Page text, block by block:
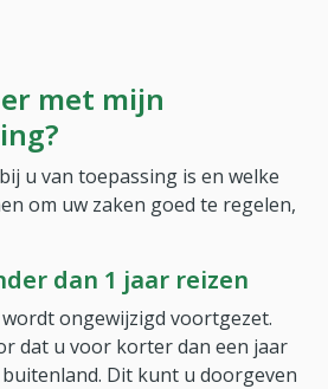
met mijn
u van toepassing is en welke
om uw zaken goed te regelen,
dan 1 jaar reizen
ongewijzigd voortgezet.
dat u voor korter dan een jaar
Dit kunt u doorgeven